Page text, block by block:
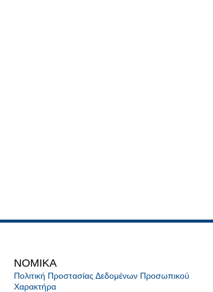
NOMIKA
Πολιτική Προστασίας Δεδομένων Προσωπικού
Χαρακτήρα